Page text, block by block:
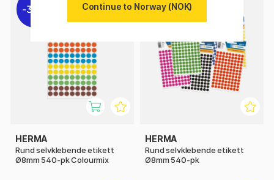
30%
HERMA
Rund selvklebende etikett
Ø8mm 540-pk Colourmix
30%
HERMA
Rund selvklebende etikett
Ø8mm 540-pk
Continue to Norway (NOK)